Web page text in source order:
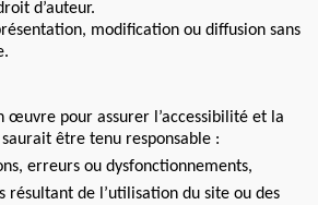
d’auteur.
modification ou diffusion sans
œuvre pour assurer l’accessibilité et la
être tenu responsable :
erreurs ou dysfonctionnements,
résultant de l’utilisation du site ou des